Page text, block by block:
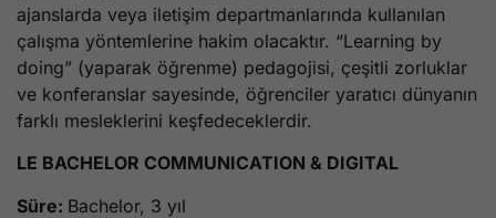
ajanslarda veya iletişim departmanlarında kullanılan
çalışma yöntemlerine hakim olacaktır. “Learning by
doing” (yaparak öğrenme) pedagojisi, çeşitli zorluklar
ve konferanslar sayesinde, öğrenciler yaratıcı dünyanın
farklı mesleklerini keşfedeceklerdir.
LE BACHELOR COMMUNICATION & DIGITAL
Süre: Bachelor, 3 yıl